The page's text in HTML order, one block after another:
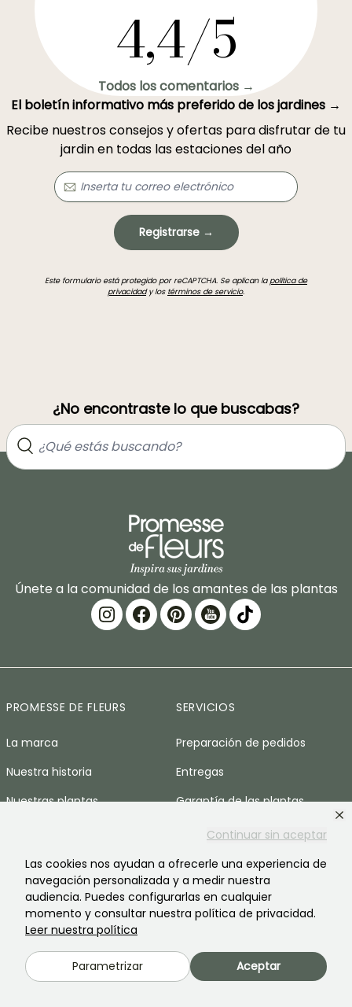
Continuar sin aceptar
Las cookies nos ayudan a ofrecerle una experiencia de
navegación personalizada y a medir nuestra
audiencia. Puedes configurarlas en cualquier
momento y consultar nuestra política de privacidad.
Leer nuestra política
Parametrizar Aceptar
4,4/5
Todos los comentarios →
El boletín informativo más preferido de los jardines →
Recibe nuestros consejos y ofertas para disfrutar de tu
jardin en todas las estaciones del año
Registrarse →
Este formulario está protegido por reCAPTCHA. Se aplican lapolítica de
privacidady los términos de servicio.
¿No encontraste lo que buscabas?
Únete a la comunidad de los amantes de las plantas
PROMESSE DE FLEURS
La marca
Nuestra historia
Nuestras plantas
Nuestros valores
Responsabilidad social
Reclutamiento
SERVICIOS
Preparación de pedidos
Entregas
Garantía de las plantas
Pago seguro
Plantfit
Pedido sin plástico
Nuestras cestas anti-
AYUDA & CONTACTOS